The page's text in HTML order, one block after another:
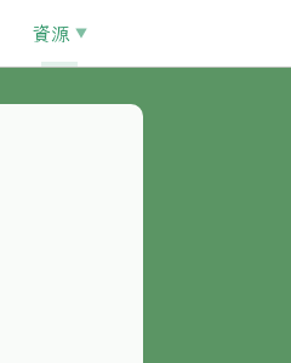
資源